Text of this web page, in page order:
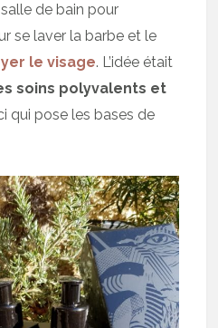
de bain pour
se laver la barbe et le
le visage. L’idée était
soins polyvalents et
qui pose les bases de